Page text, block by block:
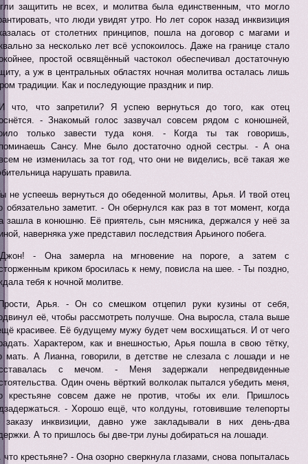
защитить не всех, и молитва была единственным, что могло
что люди увидят утро. Но лет сорок назад инквизиция
от столетних принципов, пошла на договор с магами и
за несколько лет всё успокоилось. Даже на границе стало
простой освящённый частокол обеспечивал достаточную
а уж в центральных областях ночная молитва осталась лишь
традиции. Как и последующие праздник и пир.
что, что запретили? Я успею вернуться до того, как отец
- Знакомый голос зазвучал совсем рядом с конюшней,
только завести туда коня. - Когда ты так говоришь,
Сансу. Мне было достаточно одной сестры. - А она
не изменилась за тот год, что они не виделись, всё такая же
нарушать правила.
не успеешь вернуться до обеденной молитвы, Арья. И твой отец
обязательно заметит. - Он обернулся как раз в тот момент, когда
зашла в конюшню. Её приятель, сын мясника, держался у неё за
наверняка уже представил последствия Арьиного побега.
- Она замерла на мгновение на пороге, а затем с
криком бросилась к нему, повисла на шее. - Ты поздно,
тебя к ночной молитве.
Арья. - Он со смешком отцепил руки кузины от себя,
её, чтобы рассмотреть получше. Она выросла, стала выше
красивее. Её будущему мужу будет чем восхищаться. И от чего
Характером, как и внешностью, Арья пошла в свою тётку,
мать. А Лианна, говорили, в детстве не слезала с лошади и не
с мечом. - Меня задержали непредвиденные
Один очень вёрткий волколак пытался убедить меня,
крестьяне совсем даже не против, чтобы их ели. Пришлось
- Хорошо ещё, что колдуны, готовившие телепорты
заказу инквизиции, давно уже закладывали в них день-два
А то пришлось бы две-три луны добираться на лошади.
что крестьяне? - Она озорно сверкнула глазами, снова попыталась